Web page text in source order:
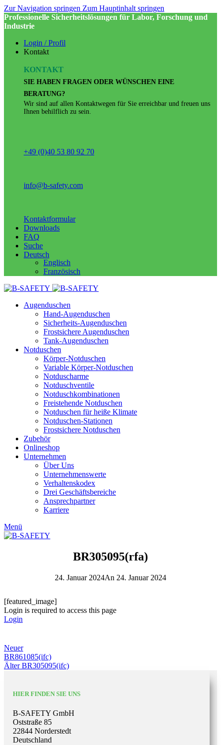
Zur Navigation springen Zum Hauptinhalt springen
Professionelle Sicherheitslösungen für Labor, Forschung und
Industrie
Login / Profil
Kontakt
KONTAKT
SIE HABEN FRAGEN ODER WÜNSCHEN EINE
BERATUNG?
Wir sind auf allen Kontaktwegen für Sie erreichbar und freuen uns
Ihnen behilflich zu sein.
+49 (0)40 53 80 92 70
info@b-safety.com
Kontaktformular
Downloads
FAQ
Suche
Deutsch
Englisch
Französisch
Augenduschen
Hand-Augenduschen
Sicherheits-Augenduschen
Frostsichere Augenduschen
Tank-Augenduschen
Notduschen
Körper-Notduschen
Variable Körper-Notduschen
Notduscharme
Notduschventile
Notduschkombinationen
Freistehende Notduschen
Notduschen für heiße Klimate
Notduschen-Stationen
Frostsichere Notduschen
Zubehör
Onlineshop
Unternehmen
Über Uns
Unternehmenswerte
Verhaltenskodex
Drei Geschäftsbereiche
Ansprechpartner
Karriere
Menü
BR305095(rfa)
24. Januar 2024An 24. Januar 2024
[featured_image]
Login is required to access this page
Login
Neuer
BR861085(ifc)
Älter BR305095(ifc)
HIER FINDEN SIE UNS
B-SAFETY GmbH
Oststraße 85
22844 Norderstedt
Deutschland